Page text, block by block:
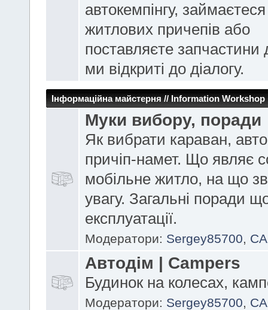
автокемпінгу,
житлових причепів або
поставляєте запчастини
ми відкриті до діалогу.
Інформаційна майстерня // Information Workshop
Муки вибору, поради
Як вибрати караван,
причіп-намет. Що являє
мобільне житло, на що
увагу. Загальні поради
експлуатації.
Модератори: Sergey85700,
Автодім | Campers
Будинок на колесах,
Модератори: Sergey85700,